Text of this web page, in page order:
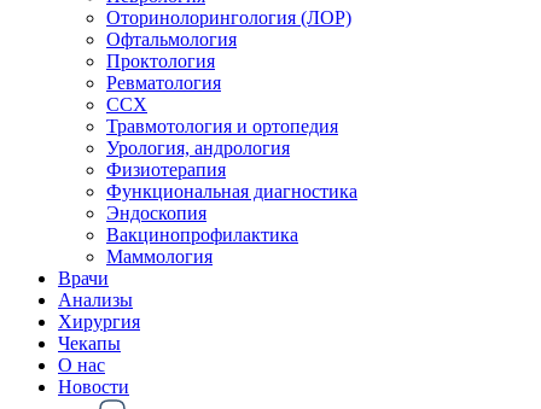
Оторинолорингология (ЛОР)
Офтальмология
Проктология
Ревматология
ССХ
Травмотология и ортопедия
Урология, андрология
Физиотерапия
Функциональная диагностика
Эндоскопия
Вакцинопрофилактика
Маммология
Врачи
Анализы
Хирургия
Чекапы
О нас
Новости